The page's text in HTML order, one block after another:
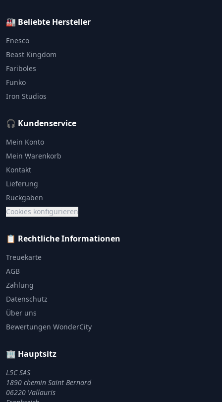
🏭 Beliebte Hersteller
Enesco
Beast Kingdom
Fariboles
Funko
Iron Studios
🎧 Kundenservice
Mein Konto
Mein Warenkorb
Kontakt
Lieferung
Rückgaben
Cookies konfigurieren
📋 Rechtliche Informationen
Treuekarte
AGB
Zahlung
Datenschutz
Über uns
Bewertungen WonderCity
🏢 Hauptsitz
L5C SAS
1890 chemin Saint Bernard
06220 Vallauris